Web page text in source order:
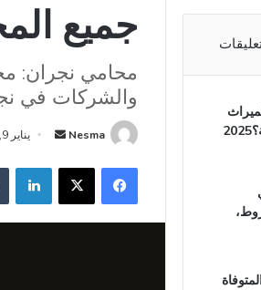
جميع
محامي نجران:
والشركات في
Nesma
أرسل
إلكترونيا
يناير 9, 2025
فيسبوك‫X